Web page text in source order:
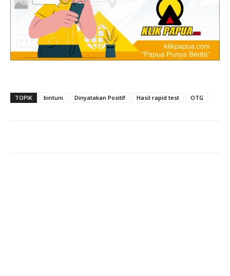
TOPIK bintuni Dinyatakan Positif Hasil rapid test OTG